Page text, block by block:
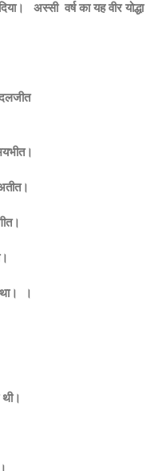
अस्सी वर्ष का यह वीर योद्धा
से सब अरि दलजीत
था।
था। ।
थी।